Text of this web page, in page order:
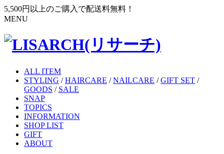
5,500円以上のご購入で配送料無料！
MENU
ALL ITEM
STYLING /HAIRCARE /NAILCARE /GIFT SET /
GOODS / SALE
SNAP
TOPICS
INFORMATION
SHOP LIST
GIFT
ABOUT